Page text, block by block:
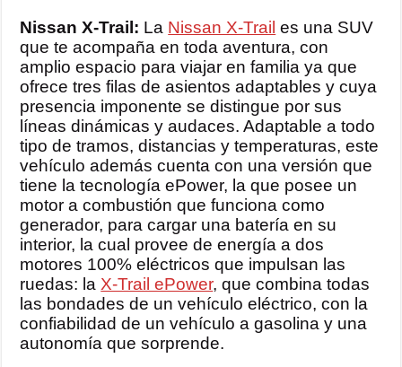
Nissan X-Trail: La Nissan X-Trail es una SUV
que te acompaña en toda aventura, con
amplio espacio para viajar en familia ya que
ofrece tres filas de asientos adaptables y cuya
presencia imponente se distingue por sus
líneas dinámicas y audaces. Adaptable a todo
tipo de tramos, distancias y temperaturas, este
vehículo además cuenta con una versión que
tiene la tecnología ePower, la que posee un
motor a combustión que funciona como
generador, para cargar una batería en su
interior, la cual provee de energía a dos
motores 100% eléctricos que impulsan las
ruedas: la X-Trail ePower, que combina todas
las bondades de un vehículo eléctrico, con la
confiabilidad de un vehículo a gasolina y una
autonomía que sorprende.